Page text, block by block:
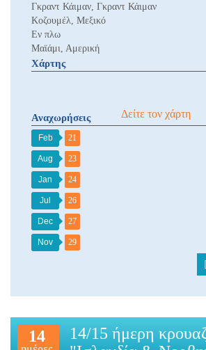
Γκραντ Κάιμαν, Γκραντ Κάιμαν
Κοζουμέλ, Μεξικό
Εν πλω
Μαϊάμι, Αμερική
Χάρτης
Δείτε τον χάρτη
Αναχωρήσεις
Feb 21
Aug 23
Jan 24
Jul 26
Dec 27
Nov 29
14
14/15 ήμερη